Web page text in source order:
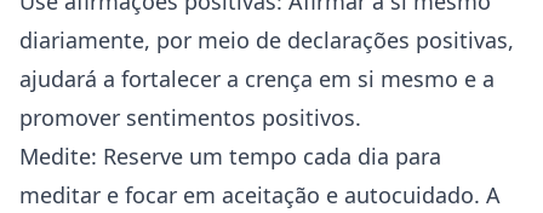
diariamente, por meio de declarações positivas,
ajudará a fortalecer a crença em si mesmo e a
promover sentimentos positivos.
Medite: Reserve um tempo cada dia para
meditar e focar em aceitação e autocuidado. A